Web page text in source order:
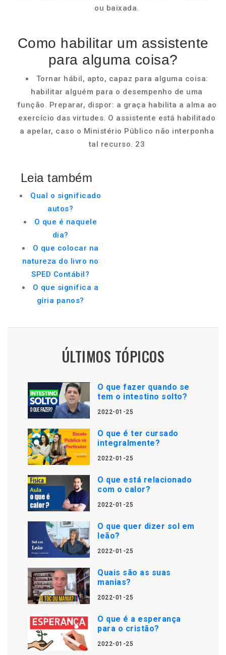
ou baixada.
Como habilitar um assistente
para alguma coisa?
Tornar hábil, apto, capaz para alguma coisa:
habilitar alguém para o desempenho de uma
função. Preparar, dispor: a graça habilita a alma ao
exercício das virtudes. O assistente está habilitado
a apelar, caso o Ministério Público não interponha
tal recurso. 23
Leia também
Qual o significado
autos?
O que é naquele
dia?
O que colocar na
natureza do livro no
SPED Contábil?
O que significa a
gíria panos?
ÚLTIMOS TÓPICOS
O que fazer quando se
tem o intestino solto?
2022-01-25
O que é ter cursado
integralmente?
2022-01-25
O que está relacionado
com o calor?
2022-01-25
O que quer dizer sol em
leão?
2022-01-25
Quais são as suas
manias?
2022-01-25
O que é a esperança
para o cristão?
2022-01-25